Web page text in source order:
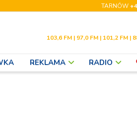
TARNÓW
103,6 FM | 97,0 FM | 101,2 FM |
REKLAMA RADIO